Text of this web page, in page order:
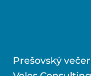
Prešovský